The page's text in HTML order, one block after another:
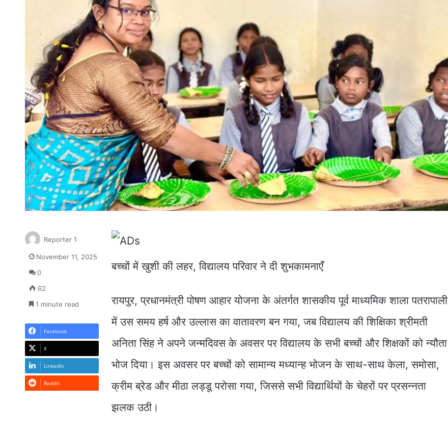
बच्चों में खुशी की लहर, विद्यालय परिवार ने दी शुभकामनाएँ
रायपुर, प्रधानमंत्री पोषण आहार योजना के अंतर्गत शासकीय पूर्व माध्यमिक शाला पतरापाली
में उस समय हर्ष और उल्लास का वातावरण बन गया, जब विद्यालय की शिक्षिका श्रीमती
अनिता सिंह ने अपने जन्मदिवस के अवसर पर विद्यालय के सभी बच्चों और शिक्षकों को न्यौता
भोज दिया। इस अवसर पर बच्चों को सामान्य मध्यान्ह भोजन के साथ-साथ केला, समोसा,
क्रीम ब्रेड और मीठा लड्डू परोसा गया, जिससे सभी विद्यार्थियों के चेहरों पर प्रसन्नता
झलक उठी।
Reporter 1
November 11, 2025
0
62
1 minute read
Facebook
X
LinkedIn
Reddit